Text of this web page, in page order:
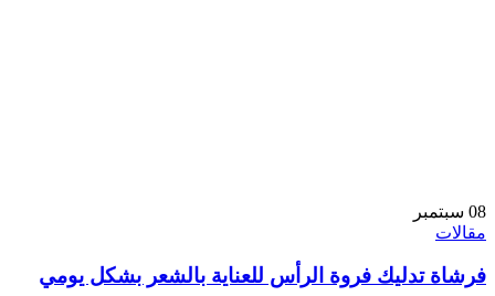
08 سبتمبر
مقالات
فرشاة تدليك فروة الرأس للعناية بالشعر بشكل يومي